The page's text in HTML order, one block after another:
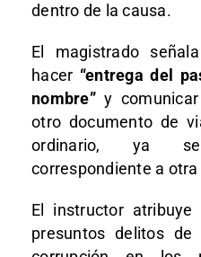
dentro de la causa.
El magistrado
hacer “entrega del
nombre”y comunicar
otro documento de
ordinario, ya
correspondiente a
El instructor
presuntos delitos